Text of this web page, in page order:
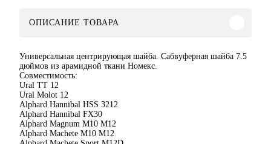
ОПИСАНИЕ ТОВАРА
Универсальная центрирующая шайба. Сабвуферная шайба 7.5
дюймов из арамидной ткани Номекс.
Совместимость:
Ural TT 12
Ural Molot 12
Alphard Hannibal HSS 3212
Alphard Hannibal FX30
Alphard Magnum M10 M12
Alphard Machete M10 M12